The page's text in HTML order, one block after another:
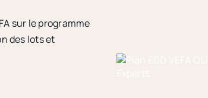
sur le programme
des lots et